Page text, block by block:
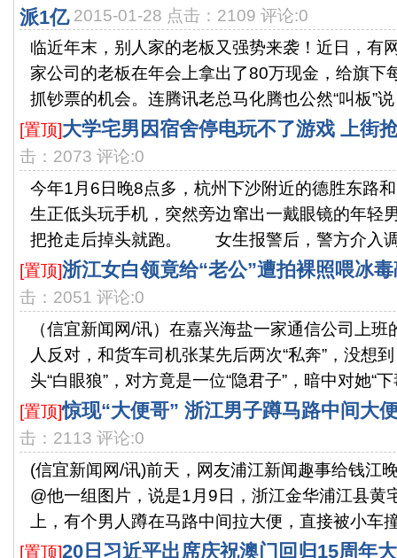
派1亿 2015-01-28 点击：2109 评论:0
临近年末，别人家的老板又强势来袭！近日，有
家公司的老板在年会上拿出了80万现金，给旗下
抓钞票的机会。连腾讯老总马化腾也公然“叫板”说
[置顶]大学宅男因宿舍停电玩不了游戏 上街
击：2073 评论:0
今年1月6日晚8点多，杭州下沙附近的德胜东路
生正低头玩手机，突然旁边窜出一戴眼镜的年轻
把抢走后掉头就跑。 女生报警后，警方介入
[置顶]浙江女白领竟给“老公”遭拍裸照喂冰
击：2051 评论:0
（信宜新闻网/讯）在嘉兴海盐一家通信公司上
人反对，和货车司机张某先后两次“私奔”，没想
头“白眼狼”，对方竟是一位“隐君子”，暗中对她“
[置顶]惊现“大便哥” 浙江男子蹲马路中间大
击：2113 评论:0
(信宜新闻网/讯)前天，网友浦江新闻趣事给钱江
@他一组图片，说是1月9日，浙江金华浦江县黄
上，有个男人蹲在马路中间拉大便，直接被小车
[置顶]20日习近平出席庆祝澳门回归15周年